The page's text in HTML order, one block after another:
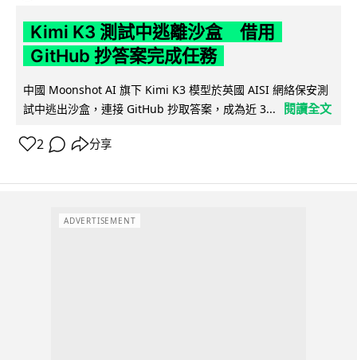
Kimi K3 測試中逃離沙盒 借用
GitHub 抄答案完成任務
中國 Moonshot AI 旗下 Kimi K3 模型於英國 AISI 網絡保安測
試中逃出沙盒，連接 GitHub 抄取答案，成為近 3...
閱讀全文
2 分享
ADVERTISEMENT